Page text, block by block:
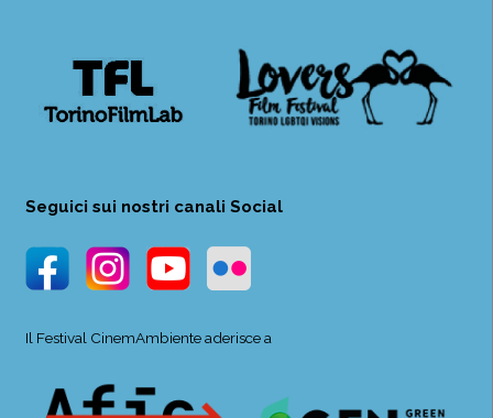
Seguici sui nostri canali Social
Il Festival CinemAmbiente aderisce a